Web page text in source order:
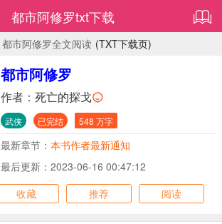
都市阿修罗txt下载
都市阿修罗全文阅读 (TXT下载页)
都市阿修罗
作者： 死亡的探戈
武侠 已完结 548 万字
最新章节： 本书作者最新通知
最后更新：2023-06-16 00:47:12
收藏 推荐 阅读